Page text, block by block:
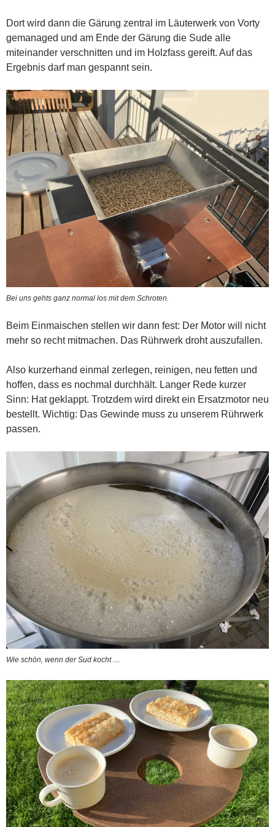
Dort wird dann die Gärung zentral im Läuterwerk von Vorty
gemanaged und am Ende der Gärung die Sude alle
miteinander verschnitten und im Holzfass gereift. Auf das
Ergebnis darf man gespannt sein.
Bei uns gehts ganz normal los mit dem Schroten.
Beim Einmaischen stellen wir dann fest: Der Motor will nicht
mehr so recht mitmachen. Das Rührwerk droht auszufallen.
Also kurzerhand einmal zerlegen, reinigen, neu fetten und
hoffen, dass es nochmal durchhält. Langer Rede kurzer
Sinn: Hat geklappt. Trotzdem wird direkt ein Ersatzmotor neu
bestellt. Wichtig: Das Gewinde muss zu unserem Rührwerk
passen.
Wie schön, wenn der Sud kocht …